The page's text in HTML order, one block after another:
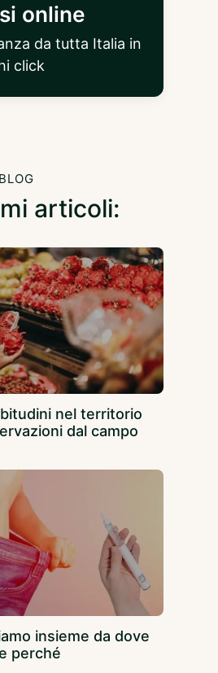
online
da tutta Italia in
click
articoli:
nel territorio
dal campo
insieme da dove
perché